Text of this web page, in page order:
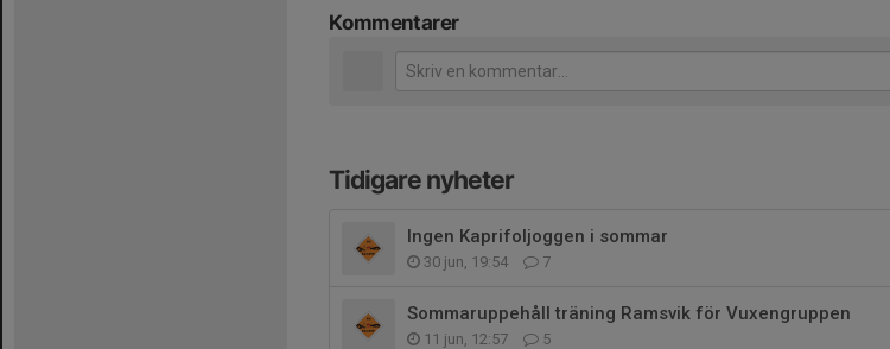
Kommentarer
Tidigare nyheter
Ingen Kaprifoljoggen i sommar
30 jun, 19:54 7
Sommaruppehåll träning Ramsvik för Vuxengruppen
11 jun, 12:57 5